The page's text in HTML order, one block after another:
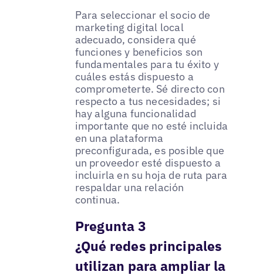
Para seleccionar el socio de
marketing digital local
adecuado, considera qué
funciones y beneficios son
fundamentales para tu éxito y
cuáles estás dispuesto a
comprometerte. Sé directo con
respecto a tus necesidades; si
hay alguna funcionalidad
importante que no esté incluida
en una plataforma
preconfigurada, es posible que
un proveedor esté dispuesto a
incluirla en su hoja de ruta para
respaldar una relación
continua.
Pregunta 3
¿Qué redes principales
utilizan para ampliar la